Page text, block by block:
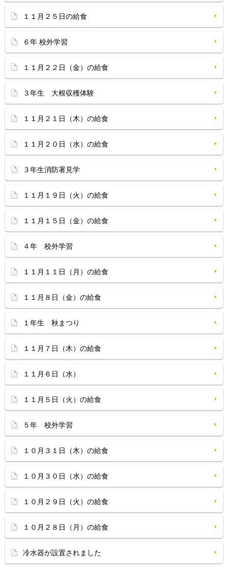
１１月２５日の給食
６年 校外学習
１１月２２日（金）の給食
３年生 大根収穫体験
１１月２１日（木）の給食
１１月２０日（水）の給食
３年生消防署見学
１１月１９日（火）の給食
１１月１５日（金）の給食
４年 校外学習
１１月１１日（月）の給食
１１月８日（金）の給食
１年生 秋まつり
１１月７日（木）の給食
１１月６日（水）
１１月５日（火）の給食
５年 校外学習
１０月３１日（木）の給食
１０月３０日（水）の給食
１０月２９日（火）の給食
１０月２８日（月）の給食
冷水器が設置されました